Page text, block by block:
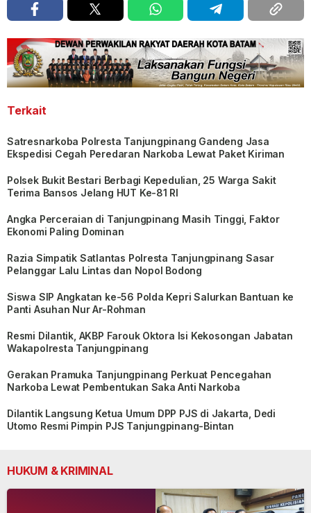
Terkait
Satresnarkoba Polresta Tanjungpinang Gandeng Jasa
Ekspedisi Cegah Peredaran Narkoba Lewat Paket Kiriman
Polsek Bukit Bestari Berbagi Kepedulian, 25 Warga Sakit
Terima Bansos Jelang HUT Ke-81 RI
Angka Perceraian di Tanjungpinang Masih Tinggi, Faktor
Ekonomi Paling Dominan
Razia Simpatik Satlantas Polresta Tanjungpinang Sasar
Pelanggar Lalu Lintas dan Nopol Bodong
Siswa SIP Angkatan ke-56 Polda Kepri Salurkan Bantuan ke
Panti Asuhan Nur Ar-Rohman
Resmi Dilantik, AKBP Farouk Oktora Isi Kekosongan Jabatan
Wakapolresta Tanjungpinang
Gerakan Pramuka Tanjungpinang Perkuat Pencegahan
Narkoba Lewat Pembentukan Saka Anti Narkoba
Dilantik Langsung Ketua Umum DPP PJS di Jakarta, Dedi
Utomo Resmi Pimpin PJS Tanjungpinang-Bintan
HUKUM & KRIMINAL